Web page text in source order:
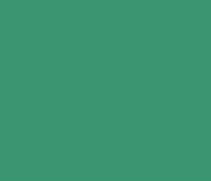
un nouvel onglet.
onglet.
dans un nouvel